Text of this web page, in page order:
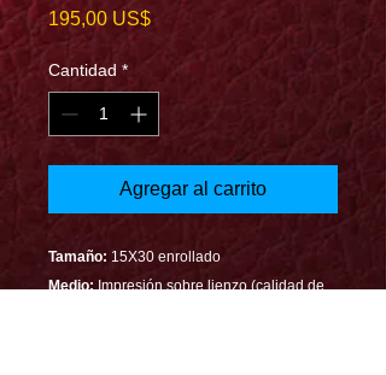
195,00 US$Precio
Cantidad *
Agregar al carrito
Tamaño: 15X30 enrollado
Medio:Impresión sobre lienzo (calidad de